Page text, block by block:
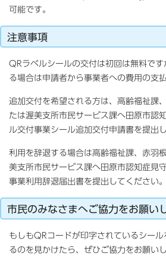
可能です。
注意事項
QRラベルシールの交付は初回は無料で
る場合は申請者から事業者への費用の支
追加交付を希望される方は、高齢福祉課
たは渥美支所市民サービス課へ田原市認
ル交付事業シール追加交付申請書を提出
利用を辞退する場合は高齢福祉課、赤羽
美支所市民サービス課へ田原市認知症見
事業利用辞退届出書を提出してください。
市民のみなさまへご協力をお願い
もしもQRコードが印字されているシー
るのを見かけたら、ぜひご協力をお願いし